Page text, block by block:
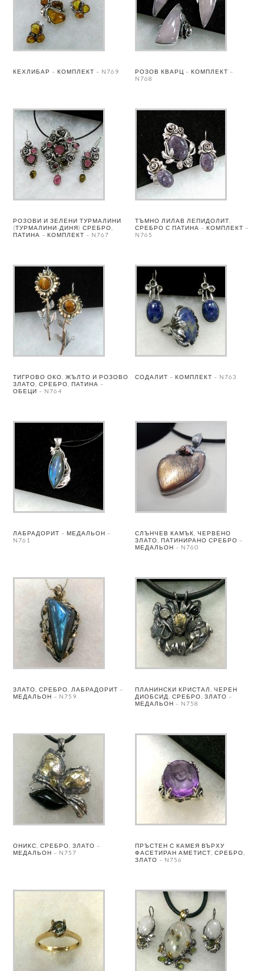
КЕХЛИБАР – КОМПЛЕКТ – N769
РОЗОВ КВАРЦ – КОМПЛЕКТ –
N768
РОЗОВИ И ЗЕЛЕНИ ТУРМАЛИНИ
(ТУРМАЛИНИ-ДИНЯ) СРЕБРО,
ПАТИНА – КОМПЛЕКТ – N767
ТЪМНО ЛИЛАВ ЛЕПИДОЛИТ,
СРЕБРО С ПАТИНА – КОМПЛЕКТ –
N765
ТИГРОВО ОКО, ЖЪЛТО И РОЗОВО
ЗЛАТО, СРЕБРО, ПАТИНА –
ОБЕЦИ – N764
СОДАЛИТ – КОМПЛЕКТ – N763
ЛАБРАДОРИТ – МЕДАЛЬОН –
N761
СЛЪНЧЕВ КАМЪК, ЧЕРВЕНО
ЗЛАТО, ПАТИНИРАНО СРЕБРО –
МЕДАЛЬОН – N760
ЗЛАТО, СРЕБРО, ЛАБРАДОРИТ –
МЕДАЛЬОН – N759
ПЛАНИНСКИ КРИСТАЛ, ЧЕРЕН
ДИОБСИД, СРЕБРО, ЗЛАТО –
МЕДАЛЬОН – N758
ОНИКС, СРЕБРО, ЗЛАТО –
МЕДАЛЬОН – N757
ПРЪСТЕН С КАМЕЯ ВЪРХУ
ФАСЕТИРАН АМЕТИСТ, СРЕБРО,
ЗЛАТО – N756